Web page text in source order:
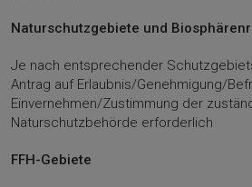
Naturschutzgebiete und
Je nach entsprechender
Antrag auf Erlaubnis/Genehmigung/
Einvernehmen/Zustimmung der
Naturschutzbehörde erforderlich
FFH-Gebiete